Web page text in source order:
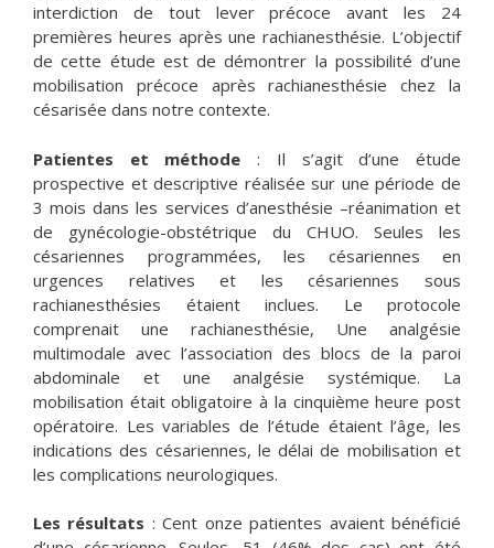
interdiction de tout lever précoce avant les 24
premières heures après une rachianesthésie. L’objectif
de cette étude est de démontrer la possibilité d’une
mobilisation précoce après rachianesthésie chez la
césarisée dans notre contexte.
Patientes et méthode : Il s’agit d’une étude
prospective et descriptive réalisée sur une période de
3 mois dans les services d’anesthésie –réanimation et
de gynécologie-obstétrique du CHUO. Seules les
césariennes programmées, les césariennes en
urgences relatives et les césariennes sous
rachianesthésies étaient inclues. Le protocole
comprenait une rachianesthésie, Une analgésie
multimodale avec l’association des blocs de la paroi
abdominale et une analgésie systémique. La
mobilisation était obligatoire à la cinquième heure post
opératoire. Les variables de l’étude étaient l’âge, les
indications des césariennes, le délai de mobilisation et
les complications neurologiques.
Les résultats : Cent onze patientes avaient bénéficié